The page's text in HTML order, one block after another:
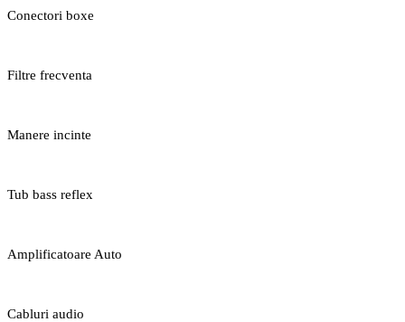
Conectori boxe
Filtre frecventa
Manere incinte
Tub bass reflex
Amplificatoare Auto
Cabluri audio